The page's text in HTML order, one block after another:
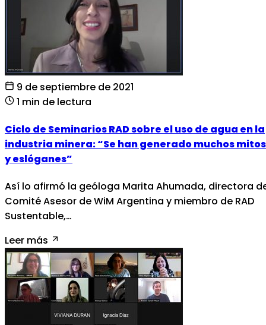
9 de septiembre de 2021
1 min de lectura
Ciclo de Seminarios RAD sobre el uso de agua en la
industria minera: “Se han generado muchos mitos
y eslóganes”
Así lo afirmó la geóloga Marita Ahumada, directora
Comité Asesor de WiM Argentina y miembro de RAD
Sustentable,…
Leer más